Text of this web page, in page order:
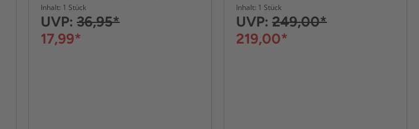
Inhalt: 1 Stück
UVP: 36,95*
17,99*
Inhalt: 1 Stück
UVP: 249,00*
219,00*